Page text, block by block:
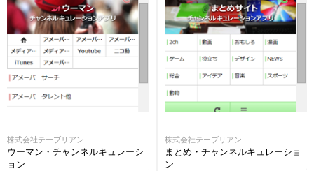
株式会社テーブリアン
ウーマン・チャンネルキュレーシ
ョン
株式会社テーブリアン
まとめ・チャンネルキュレーショ
ン